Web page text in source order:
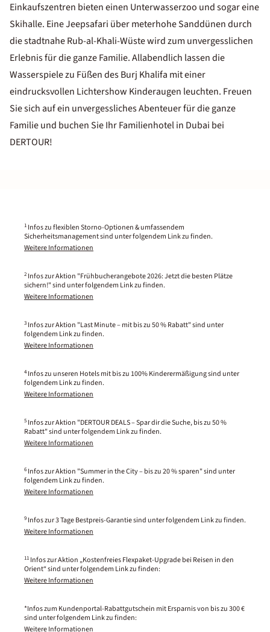
Einkaufszentren bieten einen Unterwasserzoo und sogar eine
Skihalle. Eine Jeepsafari über meterhohe Sanddünen durch
die stadtnahe Rub-al-Khali-Wüste wird zum unvergesslichen
Erlebnis für die ganze Familie. Allabendlich lassen die
Wasserspiele zu Füßen des Burj Khalifa mit einer
eindrucksvollen Lichtershow Kinderaugen leuchten. Freuen
Sie sich auf ein unvergessliches Abenteuer für die ganze
Familie und buchen Sie Ihr Familienhotel in Dubai bei
DERTOUR!
1 Infos zu flexiblen Storno-Optionen & umfassendem
Sicherheitsmanagement sind unter folgendem Link zu finden.
Weitere Informationen
2 Infos zur Aktion "Frühbucherangebote 2026: Jetzt die besten Plätze
sichern!" sind unter folgendem Link zu finden.
Weitere Informationen
3 Infos zur Aktion "Last Minute – mit bis zu 50 % Rabatt" sind unter
folgendem Link zu finden.
Weitere Informationen
4 Infos zu unseren Hotels mit bis zu 100% Kinderermäßigung sind unter
folgendem Link zu finden.
Weitere Informationen
5 Infos zur Aktion "DERTOUR DEALS – Spar dir die Suche, bis zu 50 %
Rabatt" sind unter folgendem Link zu finden.
Weitere Informationen
6 Infos zur Aktion "Summer in the City – bis zu 20 % sparen" sind unter
folgendem Link zu finden.
Weitere Informationen
9 Infos zur 3 Tage Bestpreis-Garantie sind unter folgendem Link zu finden.
Weitere Informationen
11 Infos zur Aktion „Kostenfreies Flexpaket-Upgrade bei Reisen in den
Orient“ sind unter folgendem Link zu finden:
Weitere Informationen
*Infos zum Kundenportal-Rabattgutschein mit Ersparnis von bis zu 300 €
sind unter folgendem Link zu finden:
Weitere Informationen